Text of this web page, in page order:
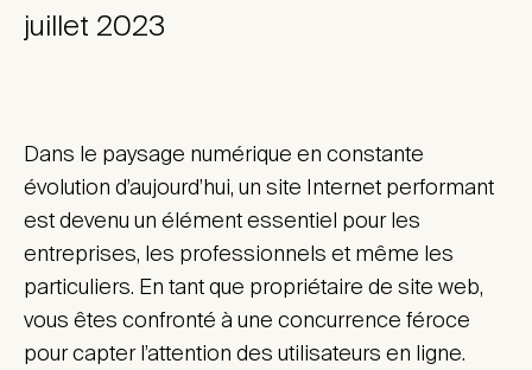
juillet 2023
Dans le paysage numérique en constante
évolution d’aujourd’hui, un site Internet performant
est devenu un élément essentiel pour les
entreprises, les professionnels et même les
particuliers. En tant que propriétaire de site web,
vous êtes confronté à une concurrence féroce
pour capter l’attention des utilisateurs en ligne.